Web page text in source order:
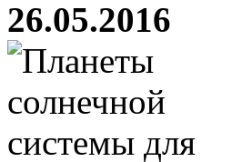
26.05.2016